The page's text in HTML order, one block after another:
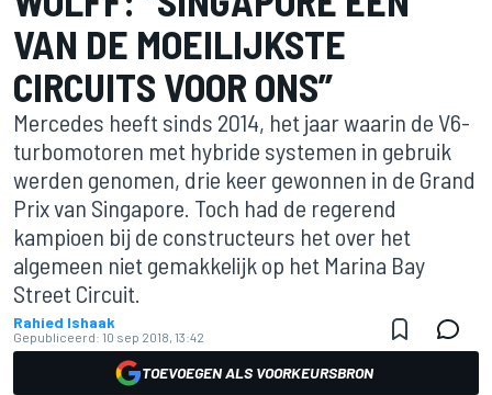
VAN DE MOEILIJKSTE
CIRCUITS VOOR ONS”
Mercedes heeft sinds 2014, het jaar waarin de V6-
turbomotoren met hybride systemen in gebruik
werden genomen, drie keer gewonnen in de Grand
Prix van Singapore. Toch had de regerend
kampioen bij de constructeurs het over het
algemeen niet gemakkelijk op het Marina Bay
Street Circuit.
Rahied Ishaak
Gepubliceerd: 10 sep 2018, 13:42
TOEVOEGEN ALS VOORKEURSBRON